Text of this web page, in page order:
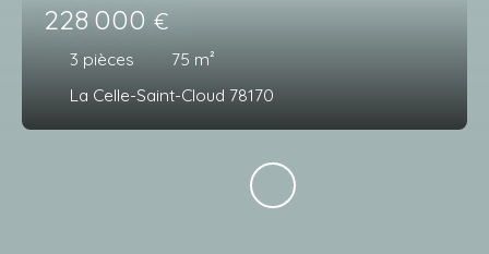
228 000 €
3 pièces 75 m²
La Celle-Saint-Cloud 78170